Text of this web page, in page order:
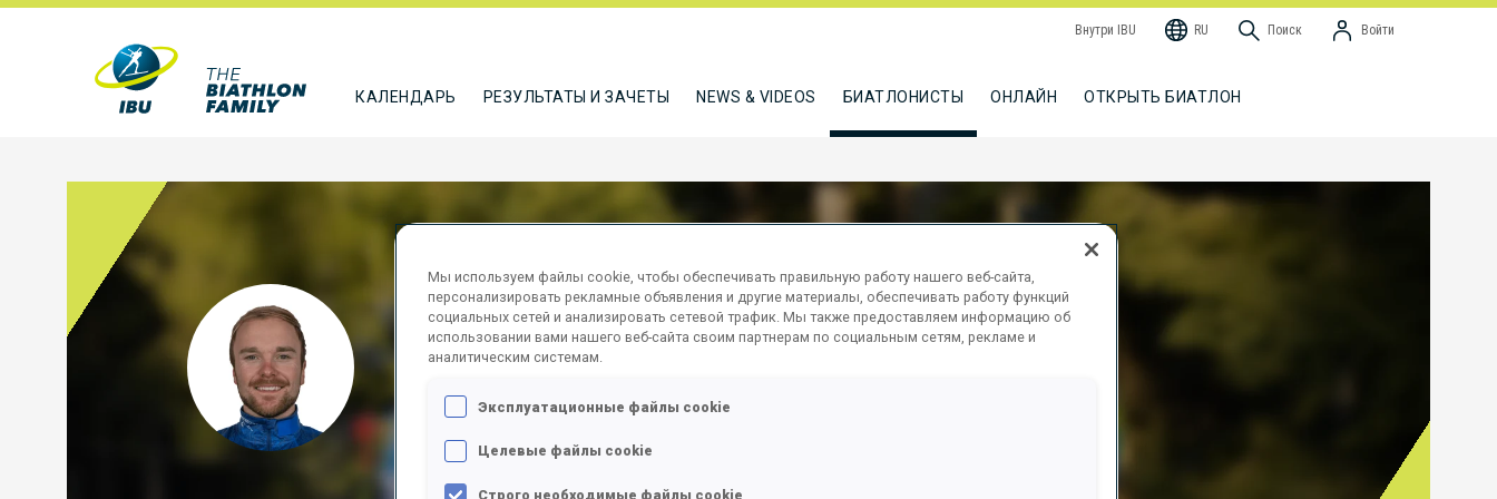
Внутри IBU RU Поиск Войти
КАЛЕНДАРЬ РЕЗУЛЬТАТЫ И ЗАЧЕТЫ NEWS & VIDEOS БИАТЛОНИСТЫ ОНЛАЙН ОТКРЫТЬ БИАТЛОН
OHLSSON OSKAR
ПОДПИСАТЬСЯ
Мы используем файлы cookie, чтобы обеспечивать правильную работу нашего веб-сайта,
персонализировать рекламные объявления и другие материалы, обеспечивать работу функций
социальных сетей и анализировать сетевой трафик. Мы также предоставляем информацию об
использовании вами нашего веб-сайта своим партнерам по социальным сетям, рекламе и
аналитическим системам.
Эксплуатационные файлы cookie
Целевые файлы cookie
Строго необходимые файлы cookie